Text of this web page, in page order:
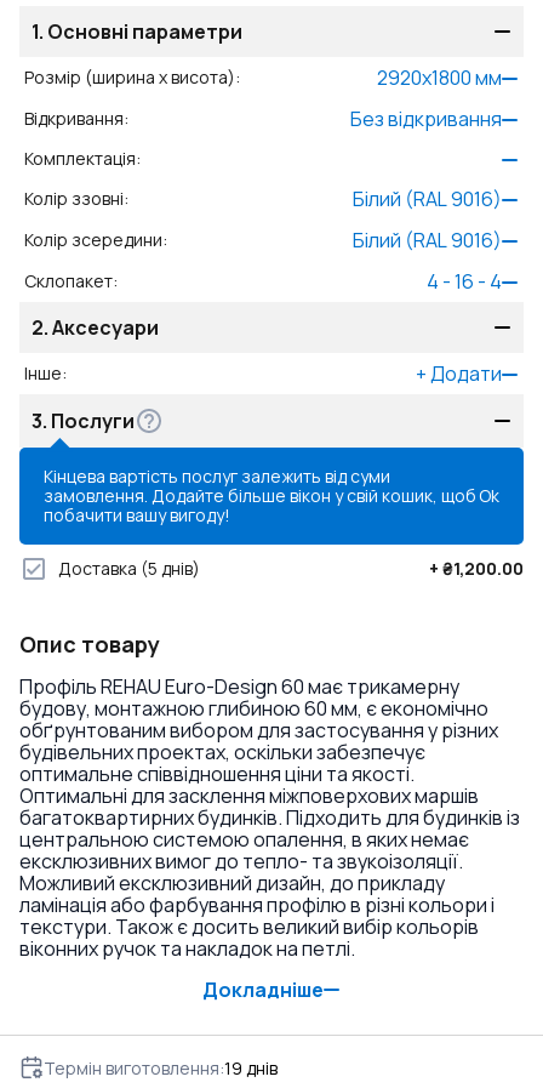
1. Основні параметри
Розмір (ширина x висота): 2920x1800мм
Відкривання: Без відкривання
Комплектація:
Колір ззовні: Білий (RAL 9016)
Колір зсередини: Білий (RAL 9016)
Склопакет:
4 - 16 - 4
2.Аксесуари
Інше: +Додати
3. Послуги
Кінцева вартість послуг залежить від суми
замовлення. Додайте більше вікон у свій кошик, щоб
побачити вашу вигоду!
Ok
Доставка (5 днів) + ₴1,200.00
Опис товару
Профіль REHAU Euro-Design 60 має трикамерну
будову, монтажною глибиною 60 мм, є економічно
обґрунтованим вибором для застосування у різних
будівельних проектах, оскільки забезпечує
оптимальне співвідношення ціни та якості.
Оптимальні для засклення міжповерхових маршів
багатоквартирних будинків. Підходить для будинків із
центральною системою опалення, в яких немає
ексклюзивних вимог до тепло- та звукоізоляції.
Можливий ексклюзивний дизайн, до прикладу
ламінація або фарбування профілю в різні кольори і
текстури. Також є досить великий вибір кольорів
віконних ручок та накладок на петлі.
Докладніше
Термін виготовлення:19 днів